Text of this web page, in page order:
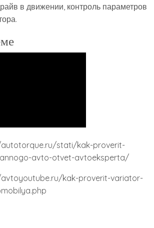
в движении, контроль параметров
stati/kak-proverit-
avto-otvet-avtoeksperta/
kak-proverit-variator-